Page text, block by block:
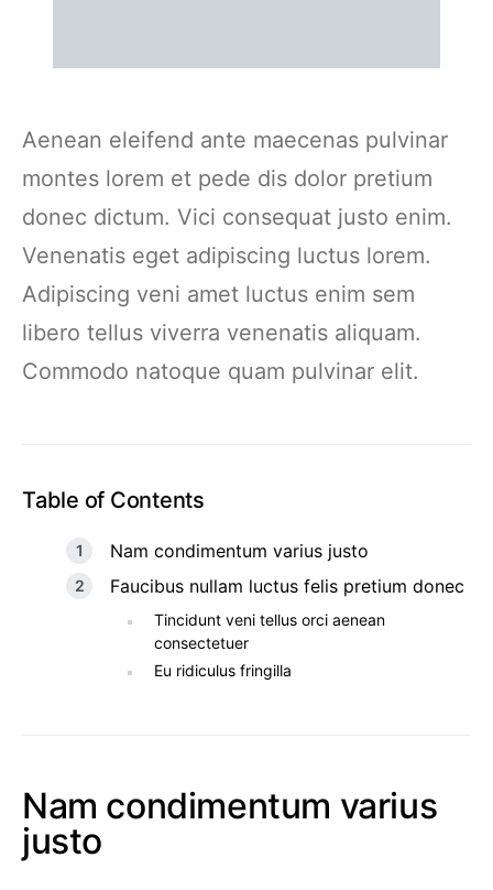
Aenean eleifend ante maecenas pulvinar
montes lorem et pede dis dolor pretium
donec dictum. Vici consequat justo enim.
Venenatis eget adipiscing luctus lorem.
Adipiscing veni amet luctus enim sem
libero tellus viverra venenatis aliquam.
Commodo natoque quam pulvinar elit.
Table of Contents
Nam condimentum varius justo
Faucibus nullam luctus felis pretium donec
Tincidunt veni tellus orci aenean
consectetuer
Eu ridiculus fringilla
Nam condimentum varius
justo